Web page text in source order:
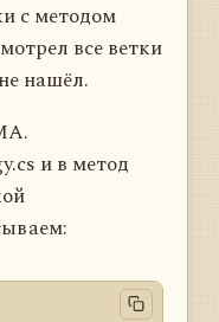
с методом
все ветки
нашёл.
и в метод